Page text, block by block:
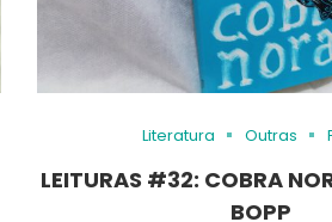
Literatura Outras
LEITURAS #32: COBRA
BOPP